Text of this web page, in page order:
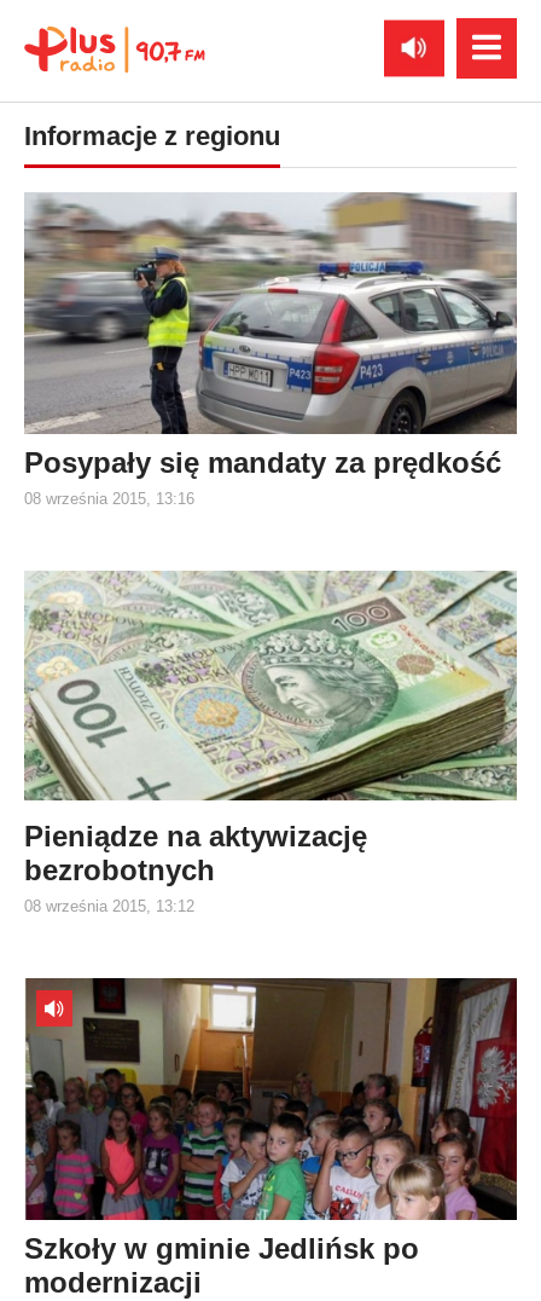
Informacje z regionu
Posypały się mandaty za prędkość
08 września 2015, 13:16
Pieniądze na aktywizację
bezrobotnych
08 września 2015, 13:12
Szkoły w gminie Jedlińsk po
modernizacji